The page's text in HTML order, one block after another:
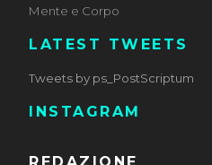
Mente e Corpo
LATEST TWEETS
Tweets by ps_PostScriptum
INSTAGRAM